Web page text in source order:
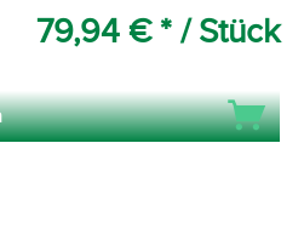
79,94 € * / Stück